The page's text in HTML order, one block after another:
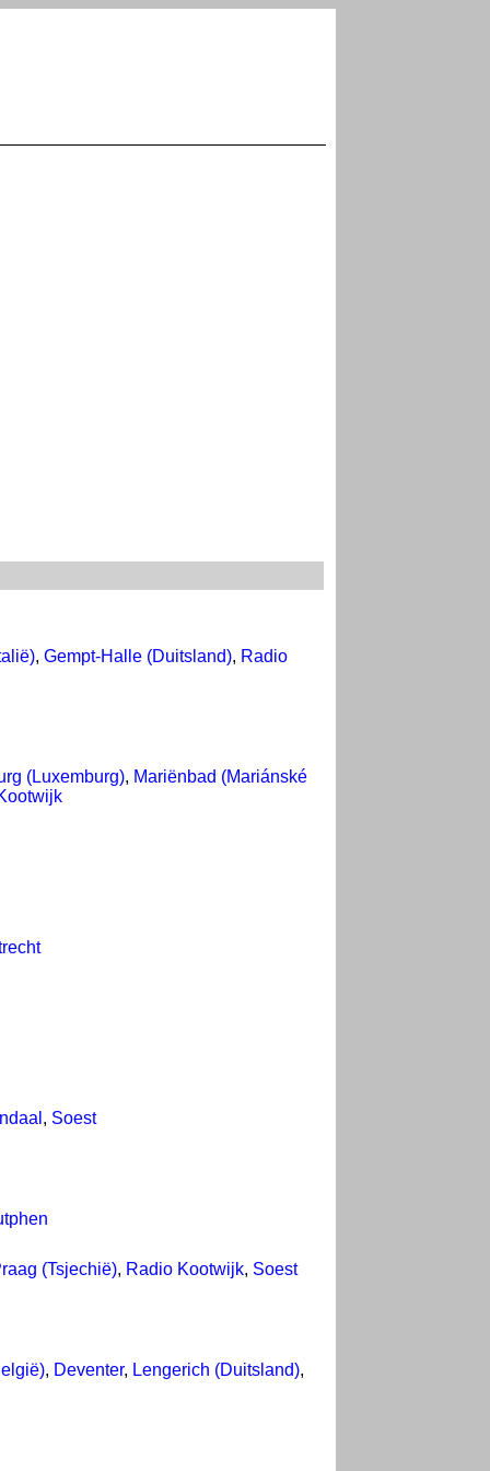
, Gempt-Halle (Duitsland), Radio
(Luxemburg), Mariënbad (Mariánské
, Soest
(Tsjechië), Radio Kootwijk, Soest
, Deventer, Lengerich (Duitsland),